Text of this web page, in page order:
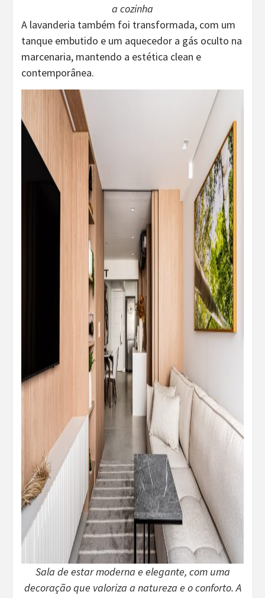
a cozinha
A lavanderia também foi transformada, com um
tanque embutido e um aquecedor a gás oculto na
marcenaria, mantendo a estética clean e
contemporânea.
Sala de estar moderna e elegante, com uma
decoração que valoriza a natureza e o conforto. A